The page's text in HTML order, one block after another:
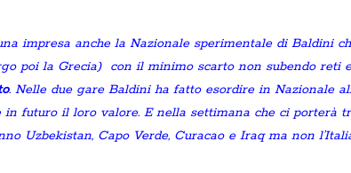
impresa anche la Nazionale sperimentale di Baldini
poi la Grecia) con il minimo scarto non subendo reti
. Nelle due gare Baldini ha fatto esordire in Nazionale
in futuro il loro valore. E nella settimana che ci porterà
Uzbekistan, Capo Verde, Curacao e Iraq ma non